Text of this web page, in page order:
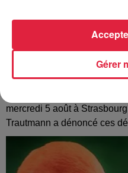
Tags antisémites à
Trautmann réagit
mercredi 5 août à
Trautmann a dénoncé ces
Gérer